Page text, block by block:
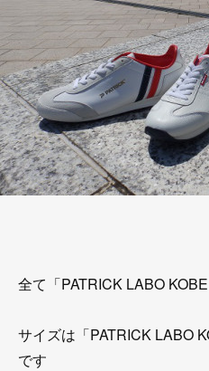
全て「PATRICK LABO
サイズは「PATRICK LABO
です